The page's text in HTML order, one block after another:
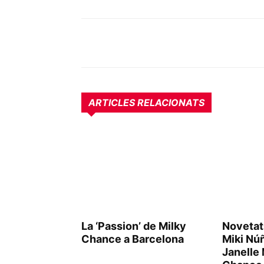
ARTICLES RELACIONATS
La ‘Passion’ de Milky
Chance a Barcelona
Miki
Janelle